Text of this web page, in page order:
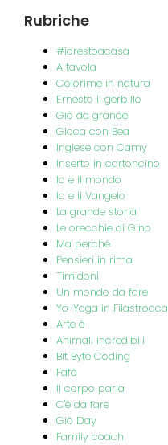
Rubriche
#iorestoacasa
A tavola
Colorime in natura
Ernesto il gerbillo
Giò da grande
Gioca con Bea
Inglese con Camy
Inserto in cartoncino
Io e il mondo
Io e il Vangelo
La grande storia
Le orecchie di Gino
Ma perché
Pensieri in rima
Timidoni
Un mondo da fare
Yo-Yoga in Filastrocca
Arte è
Animali incredibili
Bit Byte Coding
Fafà
Il corpo parla
C'è da fare
Giò Day
Family coach